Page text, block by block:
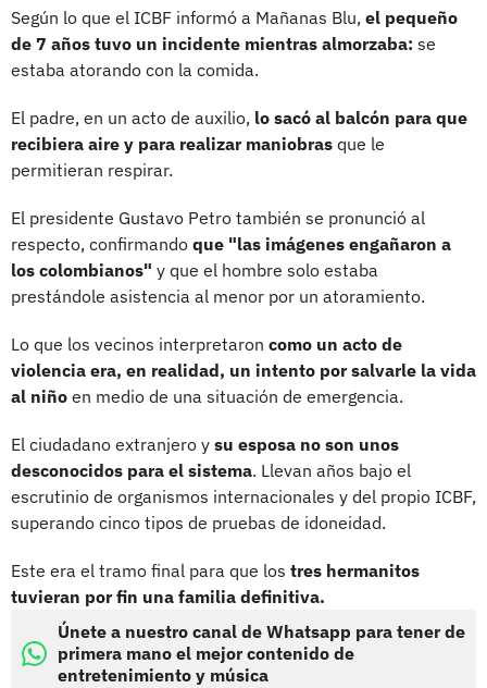
Según lo que el ICBF informó a Mañanas Blu, el pequeño
de 7 años tuvo un incidente mientras almorzaba: se
estaba atorando con la comida.
El padre, en un acto de auxilio, lo sacó al balcón para que
recibiera aire y para realizar maniobras que le
permitieran respirar.
El presidente Gustavo Petro también se pronunció al
respecto, confirmando que "las imágenes engañaron a
los colombianos" y que el hombre solo estaba
prestándole asistencia al menor por un atoramiento.
Lo que los vecinos interpretaron como un acto de
violencia era, en realidad, un intento por salvarle la vida
al niño en medio de una situación de emergencia.
El ciudadano extranjero y su esposa no son unos
desconocidos para el sistema. Llevan años bajo el
escrutinio de organismos internacionales y del propio ICBF,
superando cinco tipos de pruebas de idoneidad.
Este era el tramo final para que los tres hermanitos
tuvieran por fin una familia definitiva.
Únete a nuestro canal de Whatsapp para tener de
primera mano el mejor contenido de
entretenimiento y música